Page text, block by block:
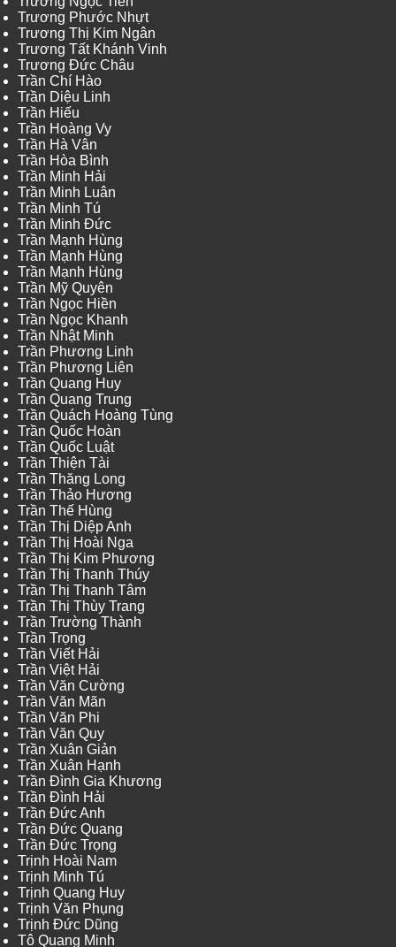
Trương Phước Nhựt
Trương Thị Kim Ngân
Trương Tất Khánh Vinh
Trương Đức Châu
Trần Chí Hào
Trần Diệu Linh
Trần Hiếu
Trần Hoàng Vy
Trần Hà Vân
Trần Hòa Bình
Trần Minh Hải
Trần Minh Luân
Trần Minh Tú
Trần Minh Đức
Trần Mạnh Hùng
Trần Mạnh Hùng
Trần Mạnh Hùng
Trần Mỹ Quyên
Trần Ngọc Hiền
Trần Ngọc Khanh
Trần Nhật Minh
Trần Phương Linh
Trần Phương Liên
Trần Quang Huy
Trần Quang Trung
Trần Quách Hoàng Tùng
Trần Quốc Hoàn
Trần Quốc Luật
Trần Thiện Tài
Trần Thăng Long
Trần Thảo Hương
Trần Thế Hùng
Trần Thị Diệp Anh
Trần Thị Hoài Nga
Trần Thị Kim Phương
Trần Thị Thanh Thúy
Trần Thị Thanh Tâm
Trần Thị Thùy Trang
Trần Trường Thành
Trần Trọng
Trần Viết Hải
Trần Việt Hải
Trần Văn Cường
Trần Văn Mãn
Trần Văn Phi
Trần Văn Quy
Trần Xuân Giản
Trần Xuân Hạnh
Trần Đình Gia Khương
Trần Đình Hải
Trần Đức Anh
Trần Đức Quang
Trần Đức Trọng
Trịnh Hoài Nam
Trịnh Minh Tú
Trịnh Quang Huy
Trịnh Văn Phụng
Trịnh Đức Dũng
Tô Quang Minh